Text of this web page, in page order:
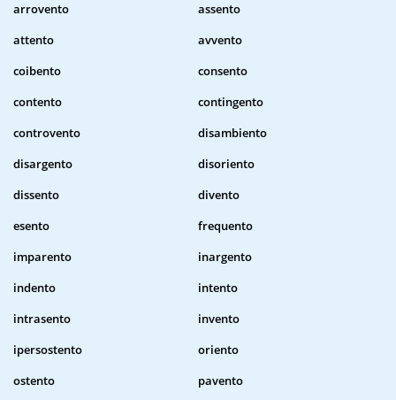
arrovento
assento
attento
avvento
coibento
consento
contento
contingento
controvento
disambiento
disargento
disoriento
dissento
divento
esento
frequento
imparento
inargento
indento
intento
intrasento
invento
ipersostento
oriento
ostento
pavento